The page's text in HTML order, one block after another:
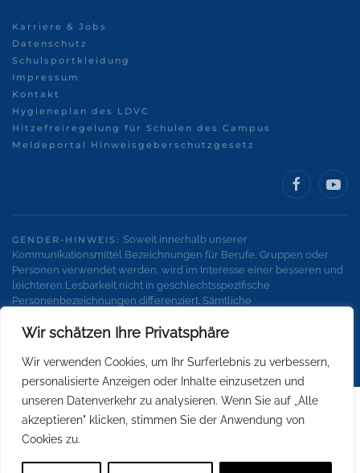
Wir schätzen Ihre Privatsphäre
Wir verwenden Cookies, um Ihr Surferlebnis zu verbessern,
personalisierte Anzeigen oder Inhalte einzusetzen und
unseren Datenverkehr zu analysieren. Wenn Sie auf „Alle
akzeptieren" klicken, stimmen Sie der Anwendung von
Cookies zu.
Karriere & Jobs
Datenschutz
Schulsportkleidung
Impressum
Kontakt
Hygieneplan des LDVC
Hitzefreiregelung für Schulen des Campus
Meldeportal Hinweisgeberschutzgesetz
GENDER-HINWEIS: Soweit innerhalb unserer
Kommunikationsmittel Bezeichnungen für Berufe, Gruppen oder
Personen verwendet werden, wird im Interesse einer besseren und
leichteren Lesbarkeit nicht in geschlechtsspezifische
Personenbezeichnungen differenziert. Sämtliche
Geschlechter.